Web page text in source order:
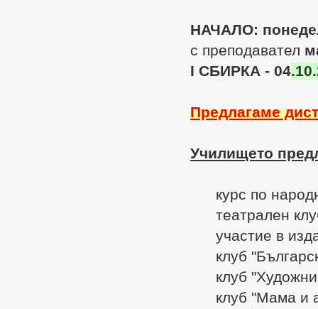
НАЧАЛО:
с преподавател
I СБИРКА - 04
Предлагаме
Училището
курс по
театрален
участие в
клуб
клуб
клуб "Мама и